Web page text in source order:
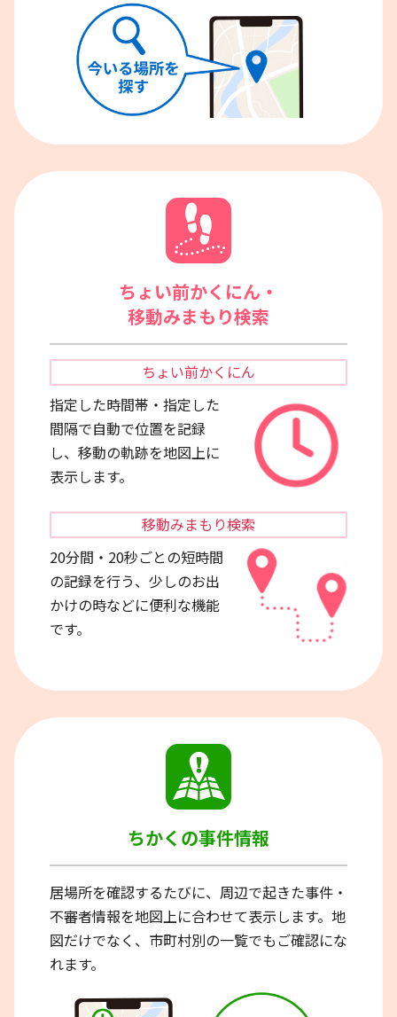
ちょい前かくにん・
移動みまもり検索
ちょい前かくにん
指定した時間帯・指定した
間隔で自動で位置を記録
し、移動の軌跡を地図上に
表示します。
移動みまもり検索
20分間・20秒ごとの短時間
の記録を行う、少しのお出
かけの時などに便利な機能
です。
ちかくの事件情報
居場所を確認するたびに、周辺で起きた事件・
不審者情報を地図上に合わせて表示します。地
図だけでなく、市町村別の一覧でもご確認にな
れます。